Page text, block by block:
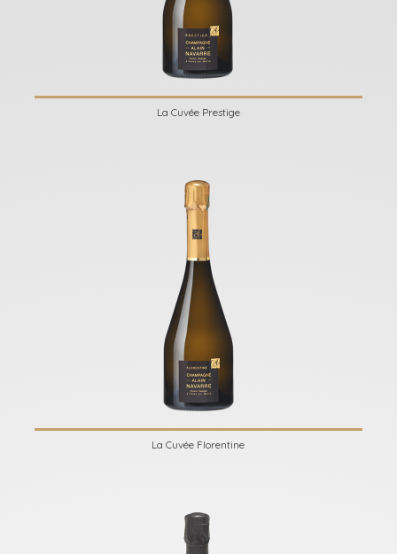
La Cuvée Prestige
La Cuvée Florentine